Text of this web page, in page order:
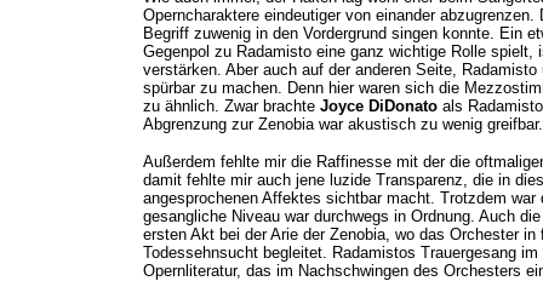
Operncharaktere eindeutiger von einander
Begriff zuwenig in den Vordergrund singen konnte. Ein
Gegenpol zu Radamisto eine ganz wichtige Rolle
verstärken. Aber auch auf der anderen Seite,
spürbar zu machen. Denn hier waren sich die
zu ähnlich. Zwar brachte Joyce DiDonato als
Abgrenzung zur Zenobia war akustisch zu wenig greifbar.
Außerdem fehlte mir die Raffinesse mit der die
damit fehlte mir auch jene luzide Transparenz, die in
angesprochenen Affektes sichtbar macht. Trotzdem
gesangliche Niveau war durchwegs in Ordnung. Auch
ersten Akt bei der Arie der Zenobia, wo das Orchester
Todessehnsucht begleitet. Radamistos Trauergesang
Opernliteratur, das im Nachschwingen des Orchesters